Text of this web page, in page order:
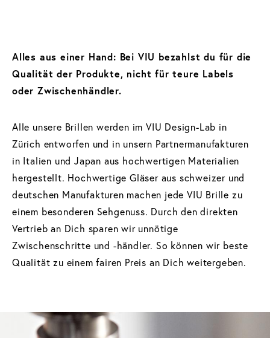
Alles aus einer Hand: Bei VIU bezahlst du für die
Qualität der Produkte, nicht für teure Labels
oder Zwischenhändler.
Alle unsere Brillen werden im VIU Design-Lab in
Zürich entworfen und in unsern Partnermanufakturen
in Italien und Japan aus hochwertigen Materialien
hergestellt. Hochwertige Gläser aus schweizer und
deutschen Manufakturen machen jede VIU Brille zu
einem besonderen Sehgenuss. Durch den direkten
Vertrieb an Dich sparen wir unnötige
Zwischenschritte und -händler. So können wir beste
Qualität zu einem fairen Preis an Dich weitergeben.